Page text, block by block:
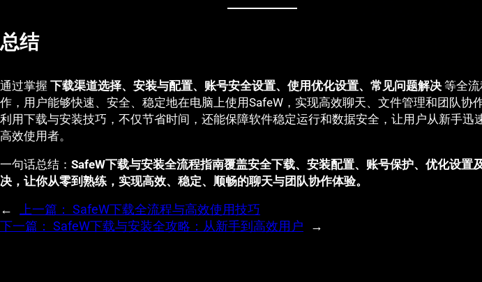
总结
通过掌握 下载渠道选择、安装与配置、账号安全设置、使用优化设置、常见问题解决 等全
作，用户能够快速、安全、稳定地在电脑上使用SafeW，实现高效聊天、文件管理和团队协
利用下载与安装技巧，不仅节省时间，还能保障软件稳定运行和数据安全，让用户从新手迅
高效使用者。
一句话总结： SafeW下载与安装全流程指南覆盖安全下载、安装配置、账号保护、优化设置
决，让你从零到熟练，实现高效、稳定、顺畅的聊天与团队协作体验。
← 上一篇： SafeW下载全流程与高效使用技巧
下一篇： SafeW下载与安装全攻略：从新手到高效用户 →